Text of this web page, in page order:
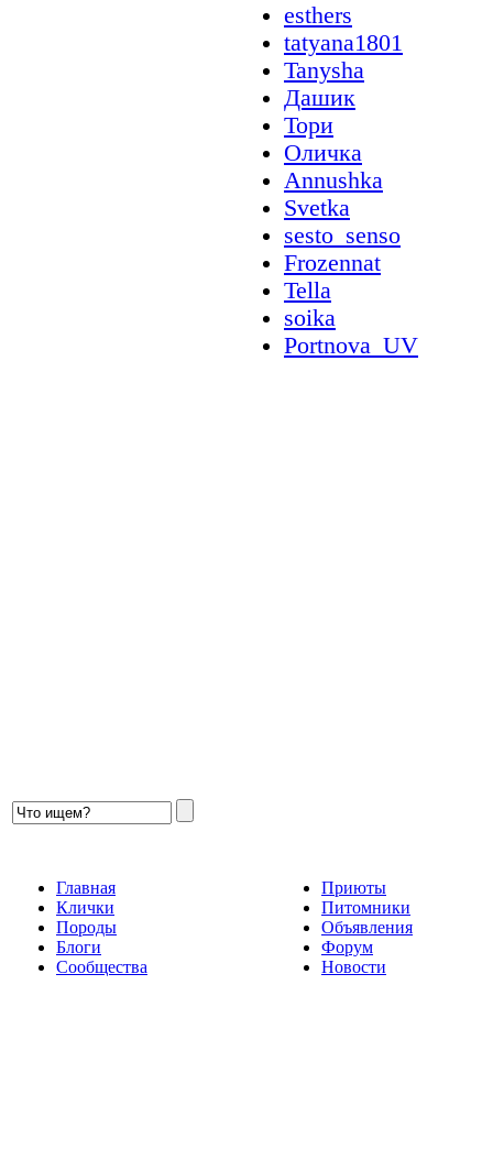
esthers
tatyana1801
Tanysha
Дашик
Тори
Оличка
Annushka
Svetka
sesto_senso
Frozennat
Tella
soika
Portnova_UV
Главная
Клички
Породы
Блоги
Сообщества
Приюты
Питомники
Объявления
Форум
Новости